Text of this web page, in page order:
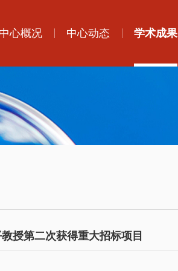
中心概况 中心动态 学术成果
授第二次获得重大招标项目